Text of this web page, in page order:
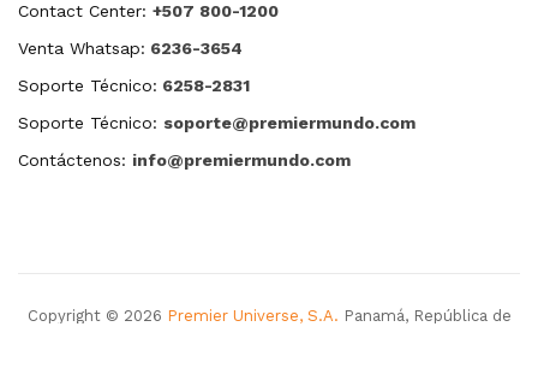
Contact Center: +507 800-1200
Venta Whatsap: 6236-3654
Soporte Técnico: 6258-2831
Soporte Técnico: soporte@premiermundo.com
Contáctenos: info@premiermundo.com
Copyright © 2026 Premier Universe, S.A. Panamá, República de